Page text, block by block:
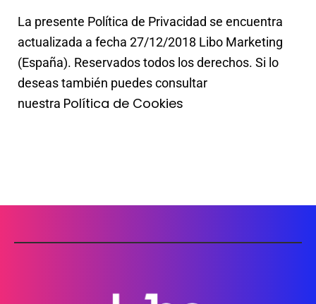
La presente Política de Privacidad se encuentra
actualizada a fecha 27/12/2018 Libo Marketing
(España). Reservados todos los derechos. Si lo
deseas también puedes consultar
nuestra Política de Cookies